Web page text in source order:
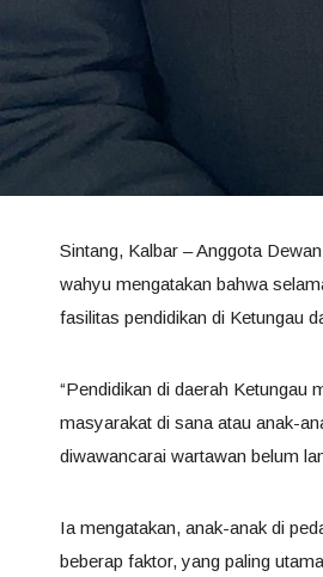
Sintang, Kalbar – Anggota
wahyu mengatakan bahwa
fasilitas pendidikan di Ketungau
“Pendidikan di daerah Ketungau
masyarakat di sana atau anak-
diwawancarai wartawan belum
Ia mengatakan, anak-anak di
beberap faktor, yang paling